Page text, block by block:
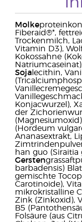
Molke
Fiberaid®*,
Trockenmilch,
Vitamin D3),
Kokossahne
Soja lecithin,
Konjacwurzel),
der
(Hordeum
Ananasextrakt,
han guo (Siraitia
Gersten
barbadensis)
gemischte
Carotinoide),
mikrokristalline
Zink (Zinkoxid),
B5
Folsäure (aus